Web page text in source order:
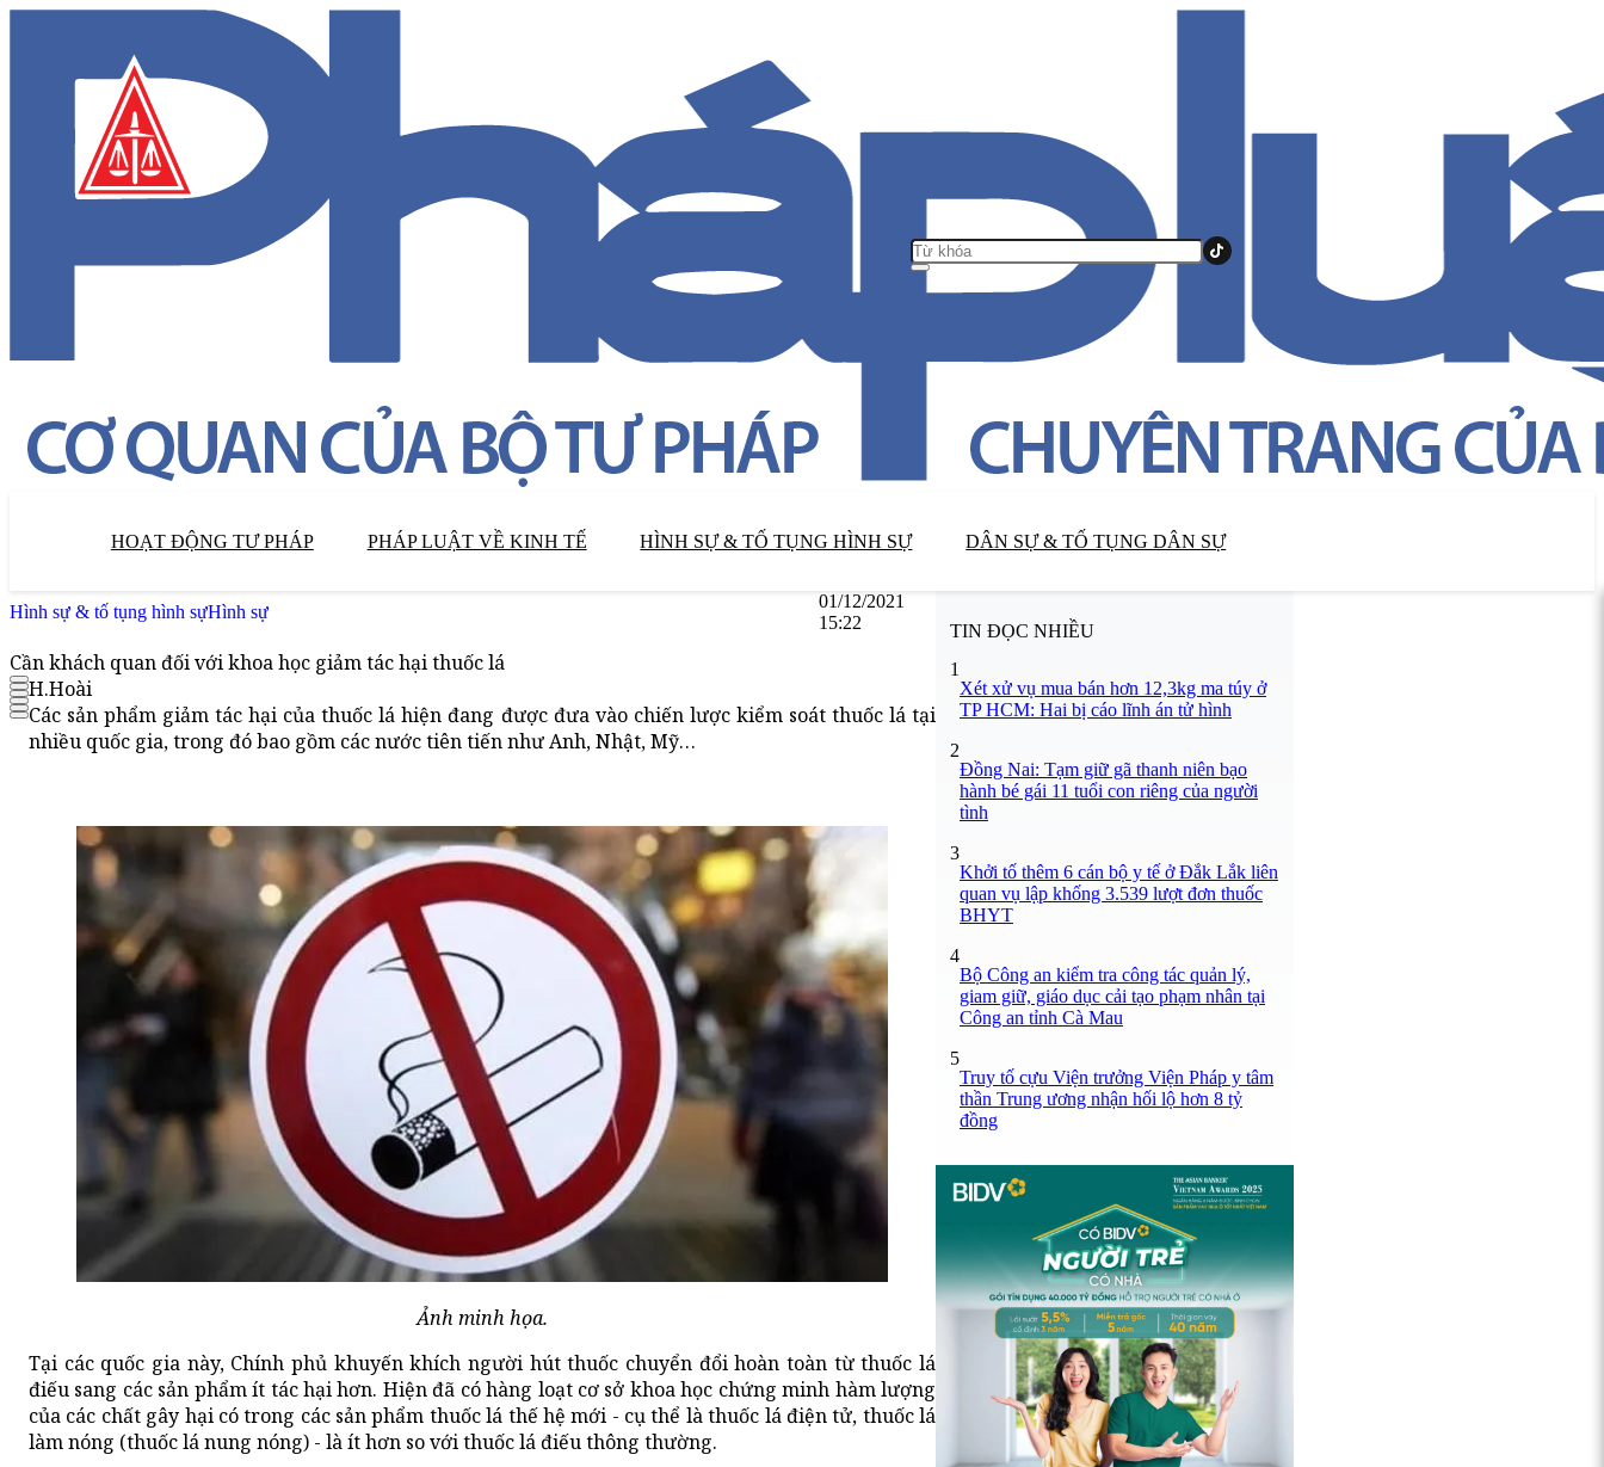
HOẠT ĐỘNG TƯ PHÁP PHÁP LUẬT VỀ KINH TẾ HÌNH SỰ & TỐ TỤNG HÌNH SỰ DÂN SỰ & TỐ TỤNG DÂN SỰ
Hình sự & tố tụng hình sựHình sự
01/12/2021
15:22
Cần khách quan đối với khoa học giảm tác hại thuốc lá
H.Hoài
Các sản phẩm giảm tác hại của thuốc lá hiện đang được đưa vào chiến lược kiểm soát thuốc lá tại
nhiều quốc gia, trong đó bao gồm các nước tiên tiến như Anh, Nhật, Mỹ…
Ảnh minh họa.
Tại các quốc gia này, Chính phủ khuyến khích người hút thuốc chuyển đổi hoàn toàn từ thuốc lá
điếu sang các sản phẩm ít tác hại hơn. Hiện đã có hàng loạt cơ sở khoa học chứng minh hàm lượng
của các chất gây hại có trong các sản phẩm thuốc lá thế hệ mới - cụ thể là thuốc lá điện tử, thuốc lá
làm nóng (thuốc lá nung nóng) - là ít hơn so với thuốc lá điếu thông thường.
TIN ĐỌC NHIỀU
1
Xét xử vụ mua bán hơn 12,3kg ma túy ở
TP HCM: Hai bị cáo lĩnh án tử hình
2
Đồng Nai: Tạm giữ gã thanh niên bạo
hành bé gái 11 tuổi con riêng của người
tình
3
Khởi tố thêm 6 cán bộ y tế ở Đắk Lắk liên
quan vụ lập khống 3.539 lượt đơn thuốc
BHYT
4
Bộ Công an kiểm tra công tác quản lý,
giam giữ, giáo dục cải tạo phạm nhân tại
Công an tỉnh Cà Mau
5
Truy tố cựu Viện trưởng Viện Pháp y tâm
thần Trung ương nhận hối lộ hơn 8 tỷ
đồng